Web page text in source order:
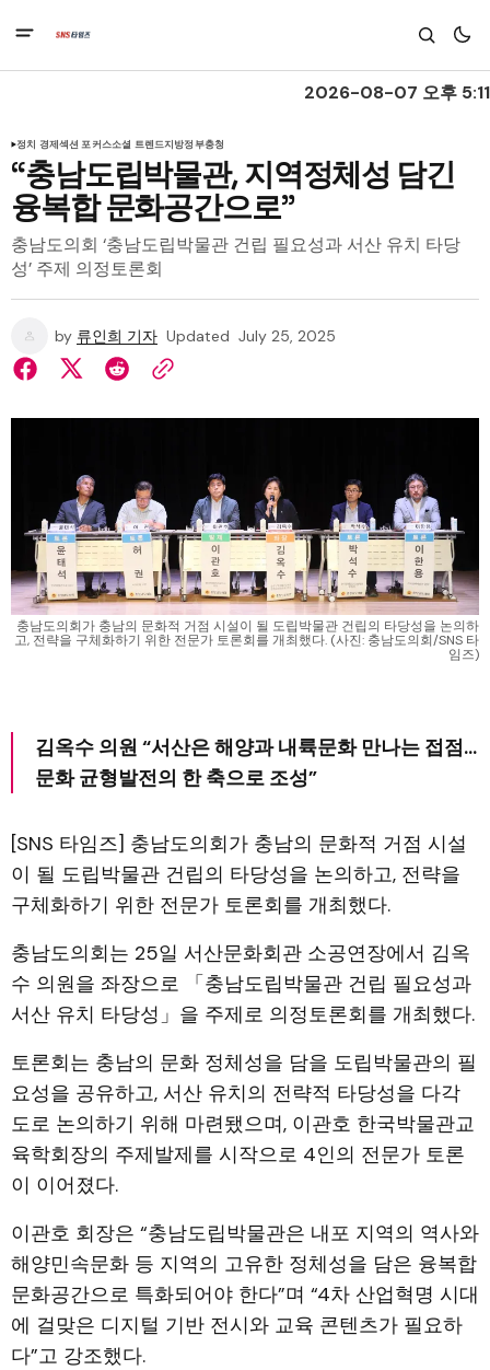
2026-08-07 오후 5:11
정치 경제섹션 포커스소셜 트렌드지방정부충청
“충남도립박물관, 지역정체성 담긴
융복합 문화공간으로”
충남도의회 ‘충남도립박물관 건립 필요성과 서산 유치 타당
성’ 주제 의정토론회
by 류인희 기자 Updated July 25, 2025
충남도의회가 충남의 문화적 거점 시설이 될 도립박물관 건립의 타당성을 논의하
고, 전략을 구체화하기 위한 전문가 토론회를 개최했다. (사진: 충남도의회/SNS 타
임즈)
김옥수 의원 “서산은 해양과 내륙문화 만나는 접점…
문화 균형발전의 한 축으로 조성”
[SNS 타임즈] 충남도의회가 충남의 문화적 거점 시설
이 될 도립박물관 건립의 타당성을 논의하고, 전략을
구체화하기 위한 전문가 토론회를 개최했다.
충남도의회는 25일 서산문화회관 소공연장에서 김옥
수 의원을 좌장으로 「충남도립박물관 건립 필요성과
서산 유치 타당성」을 주제로 의정토론회를 개최했다.
토론회는 충남의 문화 정체성을 담을 도립박물관의 필
요성을 공유하고, 서산 유치의 전략적 타당성을 다각
도로 논의하기 위해 마련됐으며, 이관호 한국박물관교
육학회장의 주제발제를 시작으로 4인의 전문가 토론
이 이어졌다.
이관호 회장은 “충남도립박물관은 내포 지역의 역사와
해양민속문화 등 지역의 고유한 정체성을 담은 융복합
문화공간으로 특화되어야 한다”며 “4차 산업혁명 시대
에 걸맞은 디지털 기반 전시와 교육 콘텐츠가 필요하
다”고 강조했다.